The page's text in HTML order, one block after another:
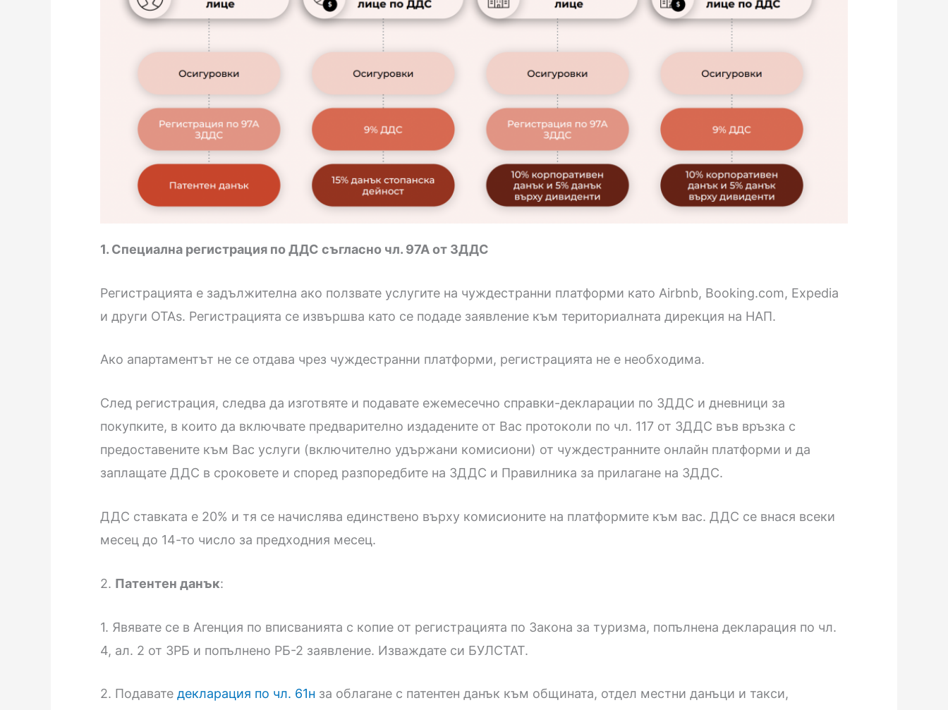
1. Специална регистрация по ДДС съгласно чл. 97А от ЗДДС
Регистрацията е задължителна ако ползвате услугите на чуждестранни платформи като Airbnb, Booking.com, Expedia
и други OTAs. Регистрацията се извършва като се подаде заявление към териториалната дирекция на НАП.
Ако апартаментът не се отдава чрез чуждестранни платформи, регистрацията не е необходима.
След регистрация, следва да изготвяте и подавате ежемесечно справки-декларации по ЗДДС и дневници за
покупките, в които да включвате предварително издадените от Вас протоколи по чл. 117 от ЗДДС във връзка с
предоставените към Вас услуги (включително удържани комисиони) от чуждестранните онлайн платформи и да
заплащате ДДС в сроковете и според разпоредбите на ЗДДС и Правилника за прилагане на ЗДДС.
ДДС ставката е 20% и тя се начислява единствено върху комисионите на платформите към вас. ДДС се внася всеки
месец до 14-то число за предходния месец.
2. Патентен данък:
1. Явявате се в Агенция по вписванията с копие от регистрацията по Закона за туризма, попълнена декларация по чл.
4, ал. 2 от ЗРБ и попълнено РБ-2 заявление. Изваждате си БУЛСТАТ.
2. Подавате декларация по чл. 61н за облагане с патентен данък към общината, отдел местни данъци и такси,